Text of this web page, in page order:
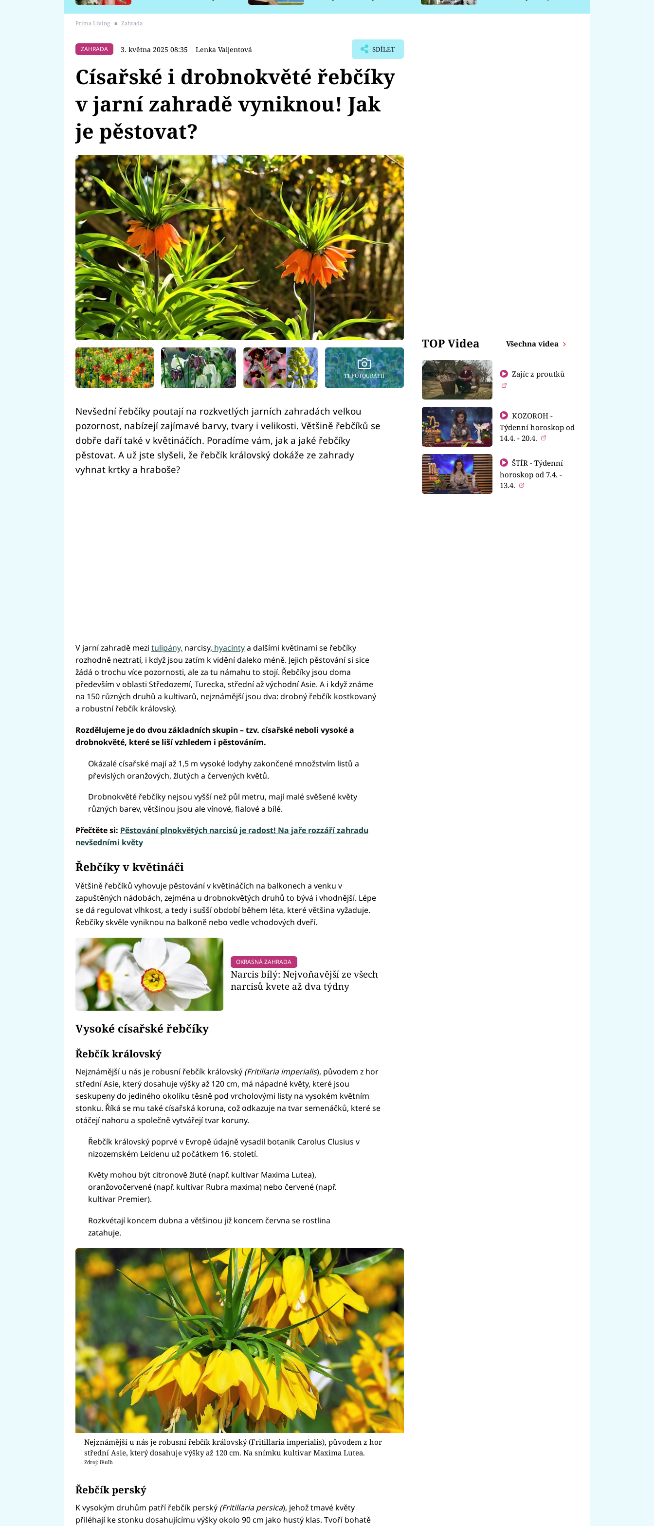
Prima Living ■ Zahrada
ZAHRADA 3. května 2025 08:35 Lenka Valjentová SDÍLET
Císařské i drobnokvěté řebčíky
v jarní zahradě vyniknou! Jak
je pěstovat?
11 FOTOGRAFIÍ
Nevšední řebčíky poutají na rozkvetlých jarních zahradách velkou
pozornost, nabízejí zajímavé barvy, tvary i velikosti. Většině řebčíků se
dobře daří také v květináčích. Poradíme vám, jak a jaké řebčíky
pěstovat. A už jste slyšeli, že řebčík královský dokáže ze zahrady
vyhnat krtky a hraboše?
V jarní zahradě mezi tulipány, narcisy, hyacintya dalšími květinami se řebčíky
rozhodně neztratí, i když jsou zatím k vidění daleko méně. Jejich pěstování si sice
žádá o trochu více pozornosti, ale za tu námahu to stojí. Řebčíky jsou doma
především v oblasti Středozemí, Turecka, střední až východní Asie. A i když známe
na 150 různých druhů a kultivarů, nejznámější jsou dva: drobný řebčík kostkovaný
a robustní řebčík královský.
Rozdělujeme je do dvou základních skupin – tzv. císařské neboli vysoké a
drobnokvěté, které se liší vzhledem i pěstováním.
Okázalé císařské mají až 1,5 m vysoké lodyhy zakončené množstvím listů a
převislých oranžových, žlutých a červených květů.
Drobnokvěté řebčíky nejsou vyšší než půl metru, mají malé svěšené květy
různých barev, většinou jsou ale vínové, fialové a bílé.
Přečtěte si: Pěstování plnokvětých narcisů je radost! Na jaře rozzáří zahradu
nevšedními květy
Řebčíky v květináči
Většině řebčíků vyhovuje pěstování v květináčích na balkonech a venku v
zapuštěných nádobách, zejména u drobnokvětých druhů to bývá i vhodnější. Lépe
se dá regulovat vlhkost, a tedy i sušší období během léta, které většina vyžaduje.
Řebčíky skvěle vyniknou na balkoně nebo vedle vchodových dveří.
OKRASNÁ ZAHRADA
Narcis bílý: Nejvoňavější ze všech
narcisů kvete až dva týdny
Vysoké císařské řebčíky
Řebčík královský
Nejznámější u nás je robusní řebčík královský (Fritillaria imperialis), původem z hor
střední Asie, který dosahuje výšky až 120 cm, má nápadné květy, které jsou
seskupeny do jediného okolíku těsně pod vrcholovými listy na vysokém květním
stonku. Říká se mu také císařská koruna, což odkazuje na tvar semenáčků, které se
otáčejí nahoru a společně vytvářejí tvar koruny.
Řebčík královský poprvé v Evropě údajně vysadil botanik Carolus Clusius v
nizozemském Leidenu už počátkem 16. století.
Květy mohou být citronově žluté (např. kultivar Maxima Lutea),
oranžovočervené (např. kultivar Rubra maxima) nebo červené (např.
kultivar Premier).
Rozkvétají koncem dubna a většinou již koncem června se rostlina
zatahuje.
Nejznámější u nás je robusní řebčík královský (Fritillaria imperialis), původem z hor
střední Asie, který dosahuje výšky až 120 cm. Na snímku kultivar Maxima Lutea.
Zdroj: iBulb
Řebčík perský
K vysokým druhům patří řebčík perský (Fritillaria persica), jehož tmavé květy
přiléhají ke stonku dosahujícímu výšky okolo 90 cm jako hustý klas. Tvoří bohatě
TOP Videa Všechna videa
Zajíc z proutků
KOZOROH -
Týdenní horoskop od
14.4. - 20.4.
ŠTÍR - Týdenní
horoskop od 7.4. -
13.4.